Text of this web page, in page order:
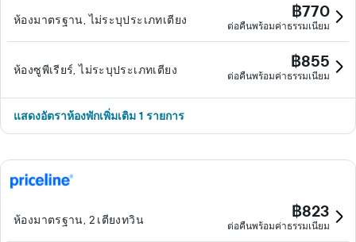
ห้องมาตรฐาน, ไม่ระบุประเภทเตียง ฿770
ต่อคืนพร้อมค่าธรรมเนียม
ห้องซูพีเรียร์, ไม่ระบุประเภทเตียง ฿855
ต่อคืนพร้อมค่าธรรมเนียม
แสดงอัตราห้องพักเพิ่มเติม 1 รายการ
ห้องมาตรฐาน, 2 เตียงทวิน ฿823
ต่อคืนพร้อมค่าธรรมเนียม